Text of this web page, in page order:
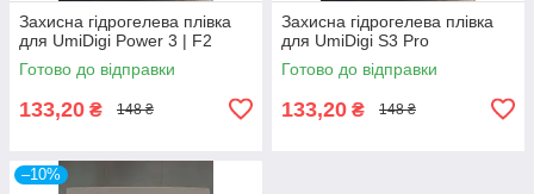
Захисна гідрогелева плівка
для UmiDigi Power 3 | F2
Готово до відправки
133,20 ₴ 148 ₴
Захисна гідрогелева плівка
для UmiDigi S3 Pro
Готово до відправки
133,20 ₴ 148 ₴
–10%